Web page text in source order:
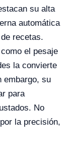
su alta
automática
recetas.
el pesaje
la convierte
embargo, su
para
No
la precisión,